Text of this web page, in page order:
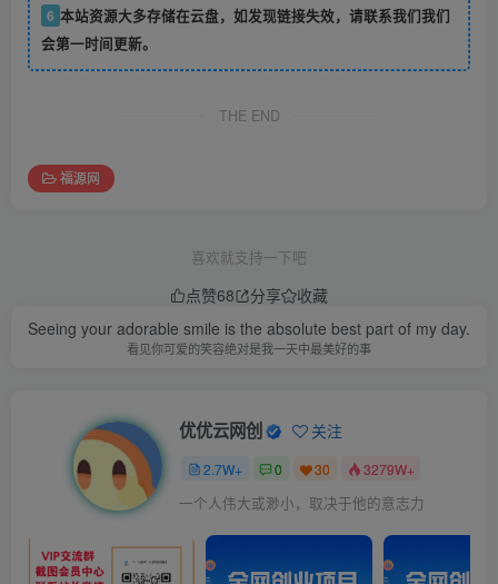
6 本站资源大多存储在云盘，如发现链接失效，请联系我们我们
会第一时间更新。
THE END
福源网
喜欢就支持一下吧
点赞68 分享
收藏
Seeing your adorable smile is the absolute best part of my day.
看见你可爱的笑容绝对是我一天中最美好的事
优优云网创 关注
2.7W+ 0 30 3279W+
一个人伟大或渺小，取决于他的意志力